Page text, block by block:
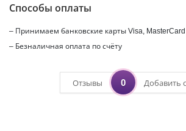
Способы оплаты
– Принимаем банковские карты Visa,
– Безналичная оплата по счёту
Отзывы 0 Добавить